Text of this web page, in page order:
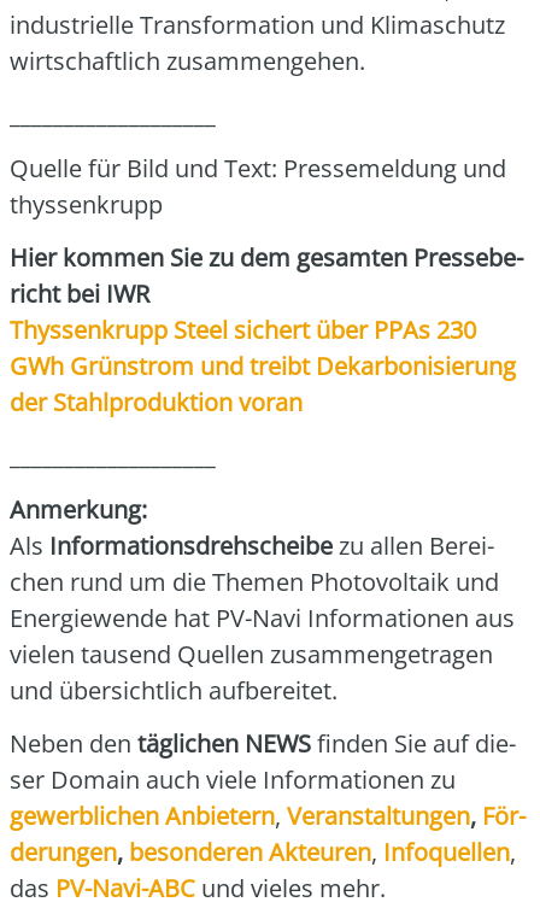
indus­tri­el­le Trans­for­ma­ti­on und Kli­ma­schutz
wirt­schaft­lich zusam­men­ge­hen.
Quel­le für Bild und Text: Pres­se­mel­dung und
thys­sen­krupp
Hier kom­men Sie zu dem gesam­ten Pres­se­be­
richt bei IWR
Thys­sen­krupp Steel sichert über PPAs 230
GWh Grün­strom und treibt Dekar­bo­ni­sie­rung
der Stahl­pro­duk­ti­on vor­an
Anmer­kung:
Als Infor­ma­ti­ons­dreh­schei­bezu allen Berei­
chen rund um die The­men Pho­to­vol­ta­ik und
Ener­gie­wen­de hat PV-Navi Infor­ma­tio­nen aus
vie­len tau­send Quel­len zusam­men­ge­tra­gen
und über­sicht­lich auf­be­rei­tet.
Neben den täg­li­chen NEWSfin­den Sie auf die­
ser Domain auch vie­le Infor­ma­tio­nen zu
gewerb­li­chen Anbie­tern, Ver­an­stal­tun­gen, För­
de­run­gen, beson­de­ren Akteu­ren, Info­quel­len,
das PV-Navi-ABC und vie­les mehr.